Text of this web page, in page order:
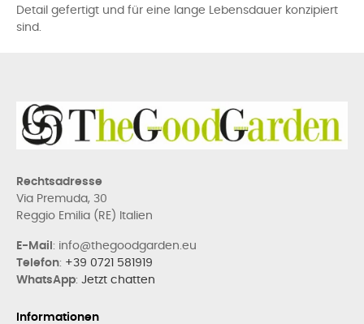
Detail gefertigt und für eine lange Lebensdauer konzipiert
sind.
Rechtsadresse
Via Premuda, 30
Reggio Emilia (RE) Italien
E-Mail : info@thegoodgarden.eu
Telefon: +39 0721 581919
WhatsApp: Jetzt chatten
Informationen